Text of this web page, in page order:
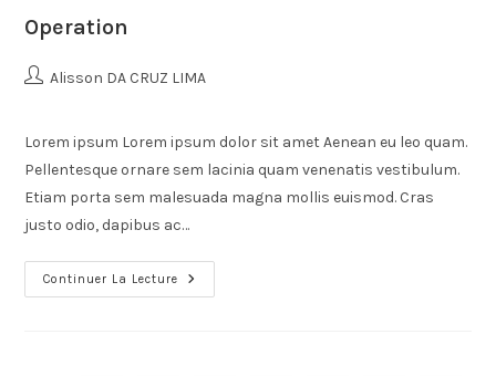
Operation
Alisson DA CRUZ LIMA
Lorem ipsum Lorem ipsum dolor sit amet Aenean eu leo quam.
Pellentesque ornare sem lacinia quam venenatis vestibulum.
Etiam porta sem malesuada magna mollis euismod. Cras
justo odio, dapibus ac…
Continuer La Lecture